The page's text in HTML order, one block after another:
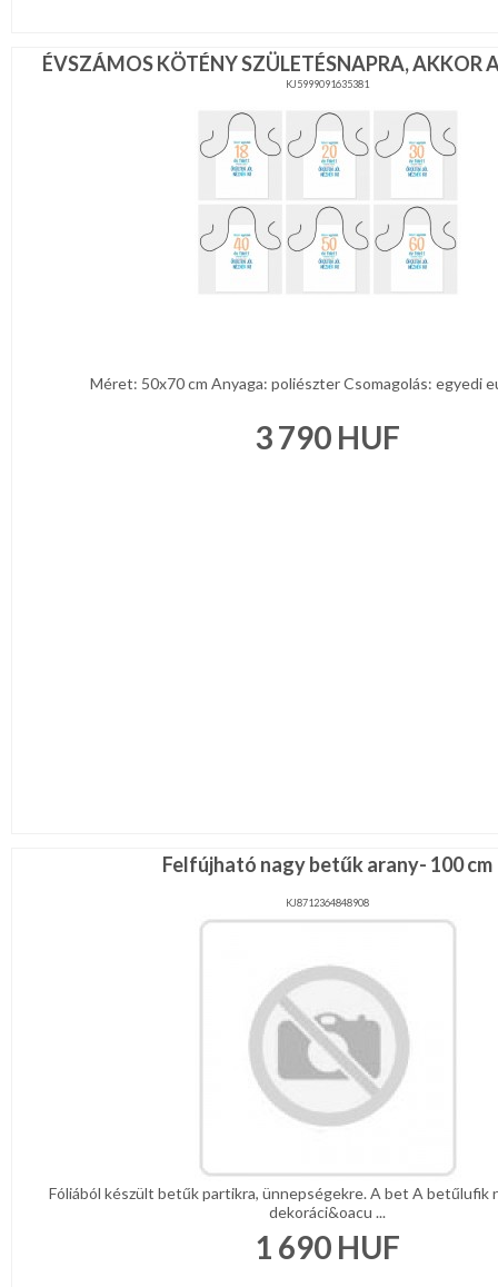
ÉVSZÁMOS KÖTÉNY SZÜLETÉSNAPRA, AKKOR
KJ5999091635381
Méret: 50x70 cm Anyaga: poliészter Csomagolás: egyedi
3 790 HUF
Felfújható nagy betűk arany- 100 cm
KJ8712364848908
Fóliából készült betűk partikra, ünnepségekre. A bet A betűlufik
dekoráci&oacu ...
1 690 HUF